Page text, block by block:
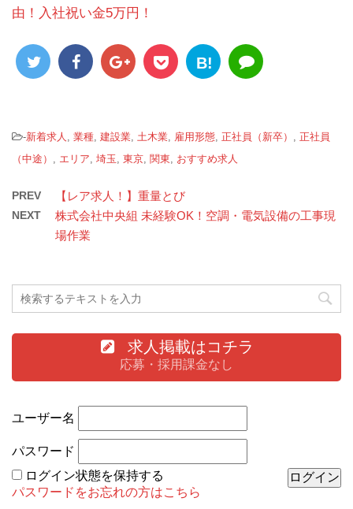
由！入社祝い金5万円！
B!
-新着求人 業種 建設業 土木業 雇用形態 正社員（新卒）
正社員
（中途）
エリア 埼玉 東京 関東 おすすめ求人
PREV 【レア求人！】重量とび
NEXT
株式会社中央組 未経験OK！空調・電気設備の工事現
場作業
求人掲載はコチラ
応募・採用課金なし
ユーザー名
パスワード
ログイン状態を保持する
パスワードをお忘れの方はこちら